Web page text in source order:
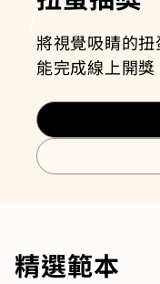
將視覺吸睛的
能完成線上開獎
精選範本